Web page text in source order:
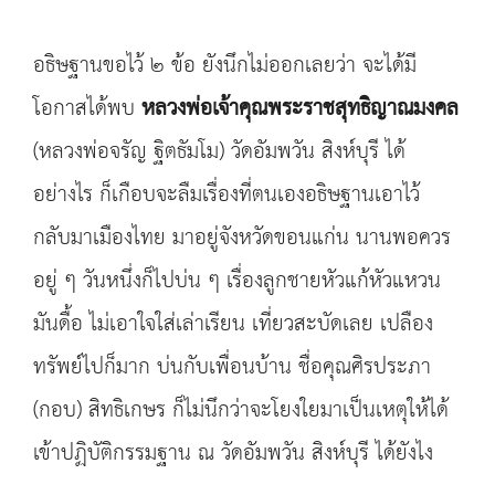
อธิษฐานขอไว้ ๒ ข้อ ยังนึกไม่ออกเลยว่า จะได้มี
โอกาสได้พบหลวงพ่อเจ้าคุณพระราชสุทธิญาณมงคล
(หลวงพ่อจรัญ ฐิตธัมโม) วัดอัมพวัน สิงห์บุรี ได้
อย่างไร ก็เกือบจะลืมเรื่องที่ตนเองอธิษฐานเอาไว้
กลับมาเมืองไทย มาอยู่จังหวัดขอนแก่น นานพอควร
อยู่ ๆ วันหนึ่งก็ไปบ่น ๆ เรื่องลูกชายหัวแก้หัวแหวน
มันดื้อ ไม่เอาใจใส่เล่าเรียน เที่ยวสะบัดเลย เปลือง
ทรัพย์ไปก็มาก บ่นกับเพื่อนบ้าน ชื่อคุณศิรประภา
(กอบ) สิทธิเกษร ก็ไม่นึกว่าจะโยงใยมาเป็นเหตุให้ได้
เข้าปฏิบัติกรรมฐาน ณ วัดอัมพวัน สิงห์บุรี ได้ยังไง